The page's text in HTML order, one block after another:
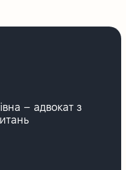
– адвокат з